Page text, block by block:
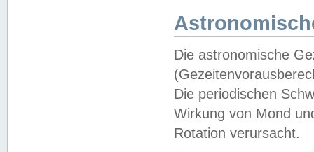
Die astronomische
Die periodischen
Wirkung von Mond
Rotation verursacht.